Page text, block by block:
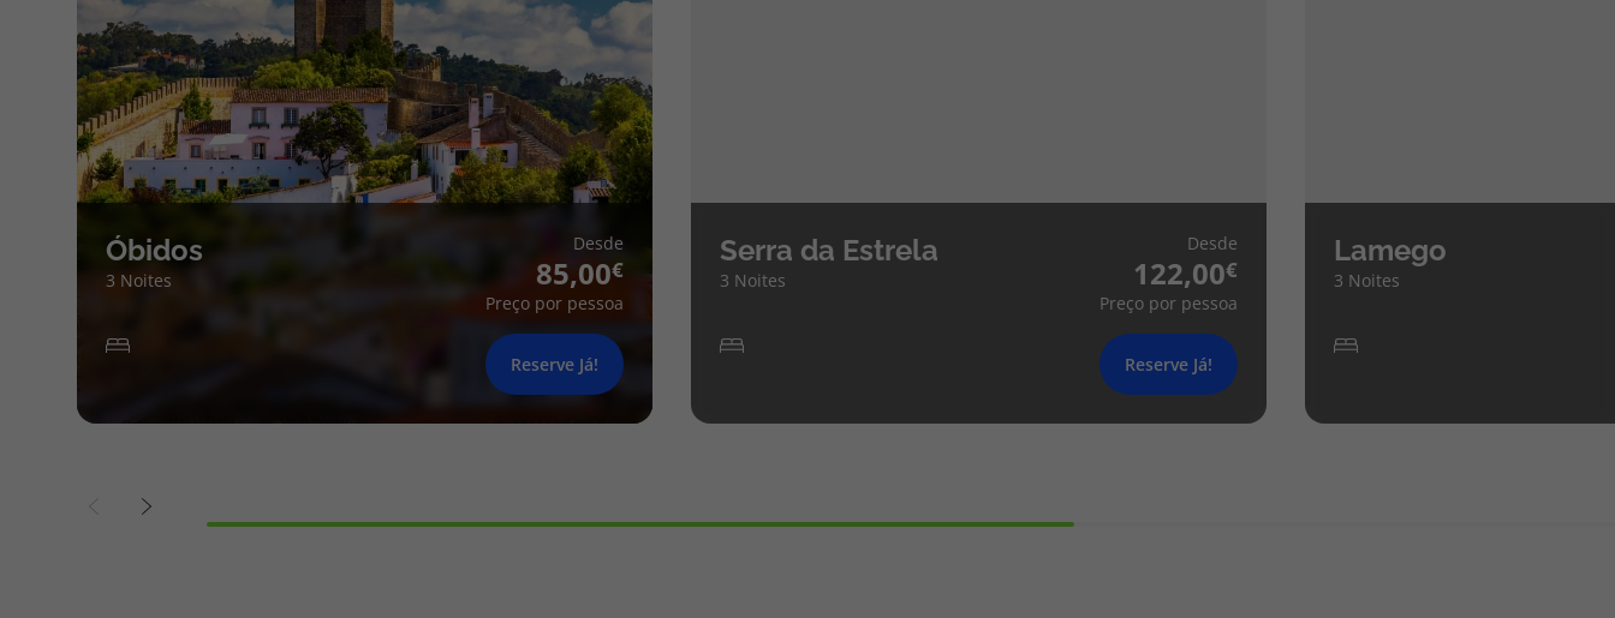
Óbidos
3 Noites
Desde
85,00
Preço por pessoa
Reserve Já!
Serra da Estrela
3 Noites
Desde
122,00
Preço por pessoa
Reserve Já!
Lamego
3 Noites